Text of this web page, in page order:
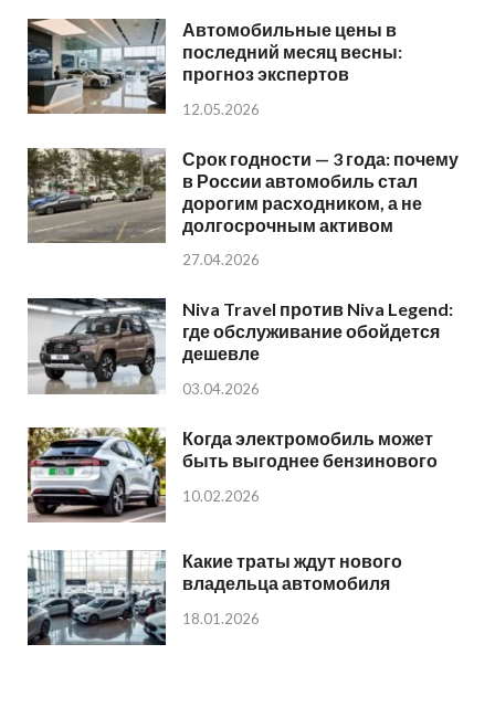
Автомобильные цены в
последний месяц весны:
прогноз экспертов
12.05.2026
Срок годности — 3 года: почему
в России автомобиль стал
дорогим расходником, а не
долгосрочным активом
27.04.2026
Niva Travel против Niva Legend:
где обслуживание обойдется
дешевле
03.04.2026
Когда электромобиль может
быть выгоднее бензинового
10.02.2026
Какие траты ждут нового
владельца автомобиля
18.01.2026